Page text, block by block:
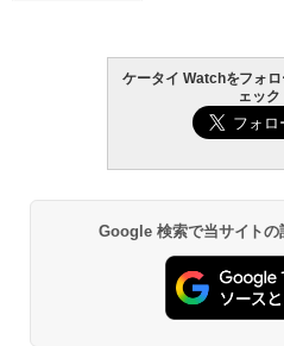
ケータイ Watchをフォ
ェック
Google 検索で当サイトの